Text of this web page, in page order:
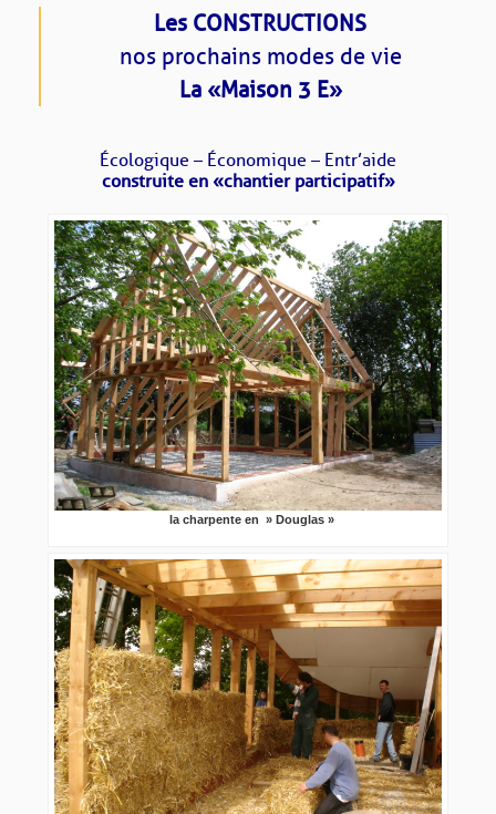
Les CONSTRUCTIONS
nos prochains modes de vie
La « Maison 3 E »
Écologique – Économique – Entr’aide
construite en « chantier participatif »
la charpente en » Douglas »